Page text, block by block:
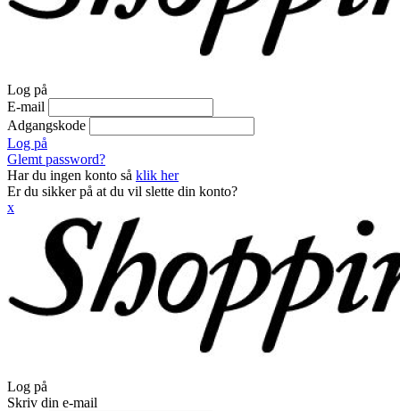
Log på
E-mail
Adgangskode
Log på
Glemt password?
Har du ingen konto så klik her
Er du sikker på at du vil slette din konto?
x
Log på
Skriv din e-mail